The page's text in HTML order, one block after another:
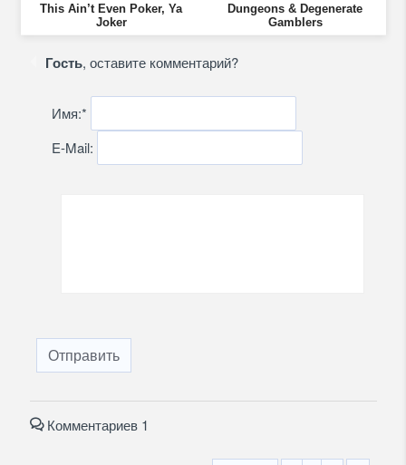
This Ain’t Even Poker, Ya
Joker
Dungeons & Degenerate
Gamblers
Гость, оставите комментарий?
Имя:*
E-Mail:
Отправить
Комментариев 1